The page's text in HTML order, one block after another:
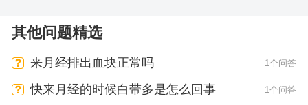
其他问题精选
来月经排出血块正常吗 1个问答
快来月经的时候白带多是怎么回事 1个问答